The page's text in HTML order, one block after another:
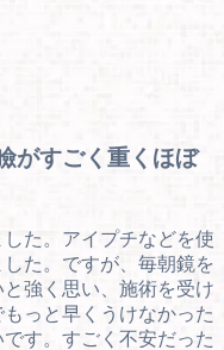
がすごく重くほぼ
た。アイプチなどを使
た。ですが、毎朝鏡を
強く思い、施術を受け
っと早くうけなかった
す。すごく不安だった